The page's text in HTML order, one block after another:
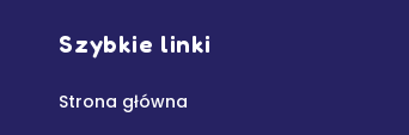
Szybkie linki
Strona główna